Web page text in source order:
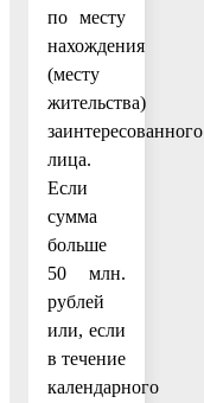
по месту
нахождения
(месту
жительства)
заинтересованного
лица.
Если
сумма
больше
50 млн.
рублей
или, если
в течение
календарного